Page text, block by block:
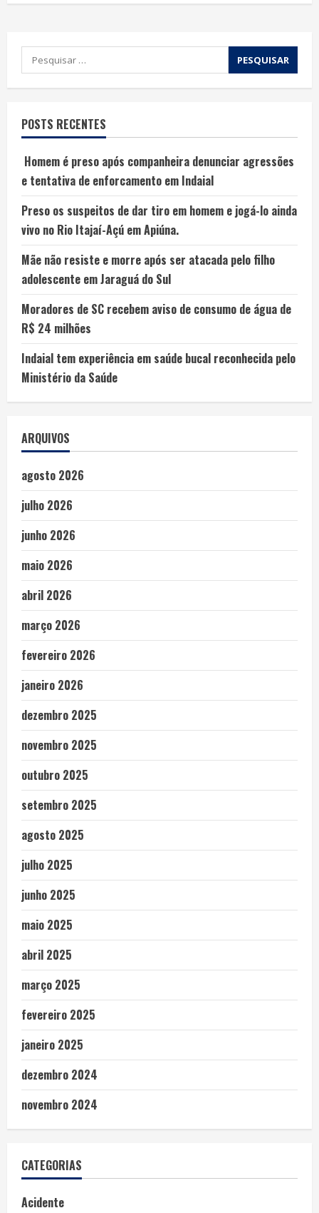
POSTS RECENTES
Homem é preso após companheira denunciar agressões
e tentativa de enforcamento em Indaial
Preso os suspeitos de dar tiro em homem e jogá-lo ainda
vivo no Rio Itajaí-Açú em Apiúna.
Mãe não resiste e morre após ser atacada pelo filho
adolescente em Jaraguá do Sul
Moradores de SC recebem aviso de consumo de água de
R$ 24 milhões
Indaial tem experiência em saúde bucal reconhecida pelo
Ministério da Saúde
ARQUIVOS
agosto 2026
julho 2026
junho 2026
maio 2026
abril 2026
março 2026
fevereiro 2026
janeiro 2026
dezembro 2025
novembro 2025
outubro 2025
setembro 2025
agosto 2025
julho 2025
junho 2025
maio 2025
abril 2025
março 2025
fevereiro 2025
janeiro 2025
dezembro 2024
novembro 2024
CATEGORIAS
Acidente